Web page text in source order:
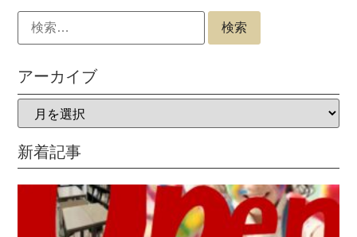
アーカイブ
新着記事